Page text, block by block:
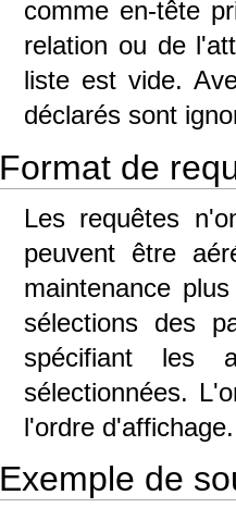
comme en-tête
relation ou de
liste est vide.
déclarés sont
Format de
Les requêtes
peuvent être
maintenance
sélections des
spécifiant les
sélectionnées.
l'ordre d'affichage.
Exemple de